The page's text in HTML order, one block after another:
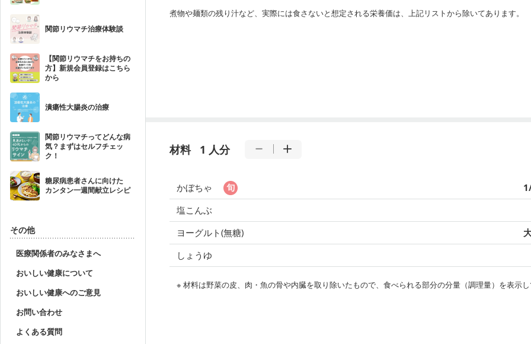
関節リウマチ治療体験談
【関節リウマチをお持ちの
方】新規会員登録はこちら
から
潰瘍性大腸炎の治療
関節リウマチってどんな病
気？まずはセルフチェッ
ク！
糖尿病患者さんに向けた
カンタン一週間献立レシピ
その他
医療関係者のみなさまへ
おいしい健康について
おいしい健康へのご意見
お問い合わせ
よくある質問
煮物や麺類の残り汁など、実際には食さないと想定される栄養価は、上記リストから除いてあります。
材料 1 人分
かぼちゃ
塩こんぶ
ヨーグルト(無糖)
しょうゆ
※ 材料は野菜の皮、肉・魚の骨や内臓を取り除いたもので、食べられる部分の分量（調理量）を表示し